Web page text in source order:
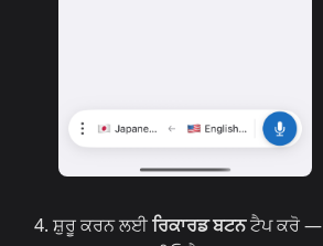
ਸ਼ੁਰੂ ਕਰਨ ਲਈਰਿਕਾਰਡ ਬਟਨਟੈਪ ਕਰੋ —